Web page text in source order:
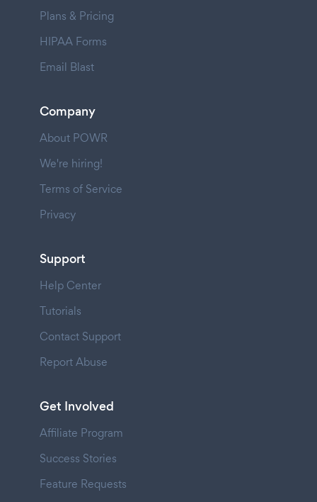
Plans & Pricing
HIPAA Forms
Email Blast
Company
About POWR
We're hiring!
Terms of Service
Privacy
Support
Help Center
Tutorials
Contact Support
Report Abuse
Get Involved
Affiliate Program
Success Stories
Feature Requests